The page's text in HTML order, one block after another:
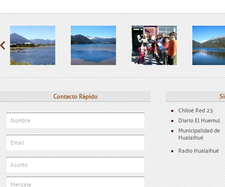
Contacto Rápido
Chiloé Red 25
Diario El Huemul
Municipalidad de
Hualaihué
Radio Hualaihué